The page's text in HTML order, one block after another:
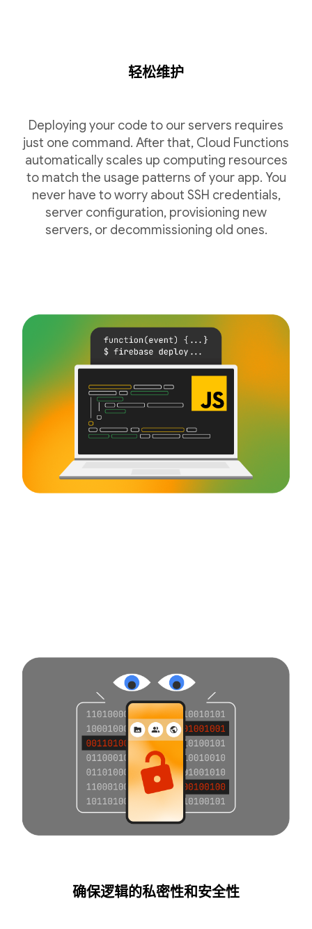
轻松维护
Deploying your code to our servers requires
just one command. After that, Cloud Functions
automatically scales up computing resources
to match the usage patterns of your app. You
never have to worry about SSH credentials,
server configuration, provisioning new
servers, or decommissioning old ones.
确保逻辑的私密性和安全性